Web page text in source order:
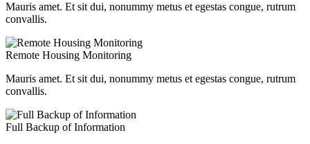
Mauris amet. Et sit dui, nonummy metus et egestas congue, rutrum
convallis.
Remote Housing Monitoring
Mauris amet. Et sit dui, nonummy metus et egestas congue, rutrum
convallis.
Full Backup of Information